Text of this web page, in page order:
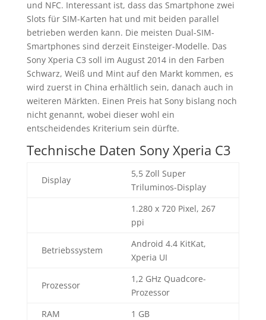
und NFC. Interessant ist, dass das Smartphone zwei
Slots für SIM-Karten hat und mit beiden parallel
betrieben werden kann. Die meisten Dual-SIM-
Smartphones sind derzeit Einsteiger-Modelle. Das
Sony Xperia C3 soll im August 2014 in den Farben
Schwarz, Weiß und Mint auf den Markt kommen, es
wird zuerst in China erhältlich sein, danach auch in
weiteren Märkten. Einen Preis hat Sony bislang noch
nicht genannt, wobei dieser wohl ein
entscheidendes Kriterium sein dürfte.
Technische Daten Sony Xperia C3
Display
5,5 Zoll Super
Triluminos-Display
1.280 x 720 Pixel, 267
ppi
Betriebssystem
Android 4.4 KitKat,
Xperia UI
Prozessor
1,2 GHz Quadcore-
Prozessor
RAM
1 GB